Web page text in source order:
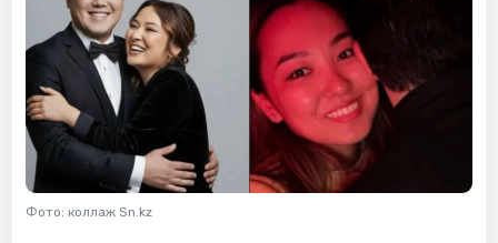
Фото: коллаж Sn.kz